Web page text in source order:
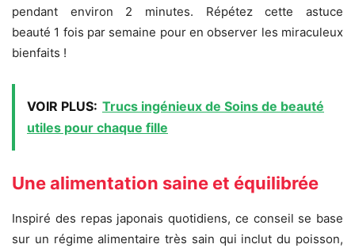
pendant environ 2 minutes. Répétez cette astuce
beauté 1 fois par semaine pour en observer les miraculeux
bienfaits !
VOIR PLUS: Trucs ingénieux de Soins de beauté
utiles pour chaque fille
Une alimentation saine et équilibrée
Inspiré des repas japonais quotidiens, ce conseil se base
sur un régime alimentaire très sain qui inclut du poisson,